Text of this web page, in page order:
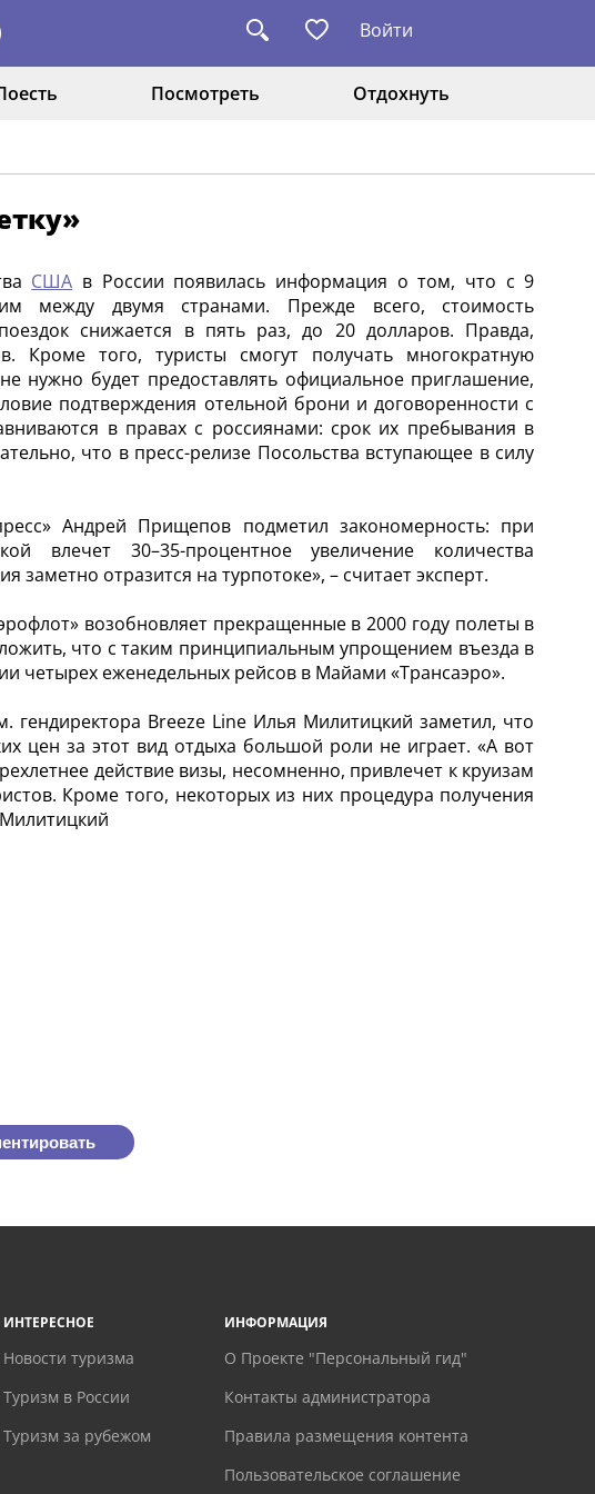
Войти
Посмотреть Отдохнуть
США в России появилась информация о том, что с 9
между двумя странами. Прежде всего, стоимость
снижается в пять раз, до 20 долларов. Правда,
Кроме того, туристы смогут получать многократную
нужно будет предоставлять официальное приглашение,
подтверждения отельной брони и договоренности с
в правах с россиянами: срок их пребывания в
что в пресс-релизе Посольства вступающее в силу
Андрей Прищепов подметил закономерность: при
30–35-процентное увеличение количества
отразится на турпотоке», – считает эксперт.
возобновляет прекращенные в 2000 году полеты в
что с таким принципиальным упрощением въезда в
четырех еженедельных рейсов в Майами «Трансаэро».
гендиректора Breeze Line Илья Милитицкий заметил, что
цен за этот вид отдыха большой роли не играет. «А вот
действие визы, несомненно, привлечет к круизам
Кроме того, некоторых из них процедура получения
Милитицкий
ИНТЕРЕСНОЕ
Новости туризма
Туризм в России
Туризм за рубежом
ИНФОРМАЦИЯ
О Проекте "Персональный гид"
Контакты администратора
Правила размещения контента
Пользовательское соглашение